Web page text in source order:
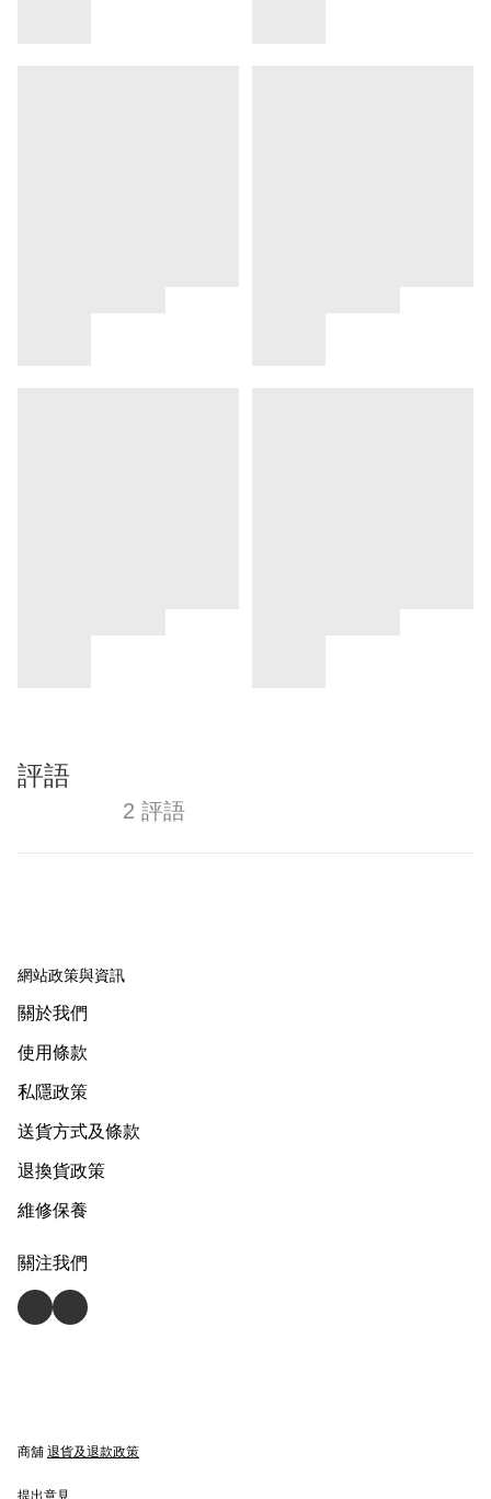
評語
2 評語
網站政策與資訊
關於我們
使用條款
私隱政策
送貨方式及條款
退換貨政策
維修保養
關注我們
商舖 退貨及退款政策